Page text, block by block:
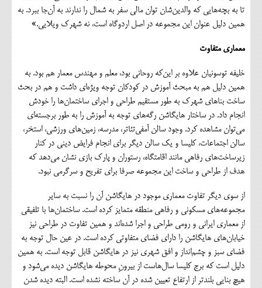
تا به بچه‌هایی که والدین‌شان توان مالی سفر به شمال را ندارند به آن‌جا ببرد. به
همین دلیل عنوان این مجموعه در اصل اردوگاه است، نه شهرک ویلایی.»
معماری متفاوت
خلیفه توسونیان علاوه بر این‌که روحانی بود، معلم و مهندس معمار هم بود. به
همین دلیل هم به مبحث آموزش در کودکان توجه ویژه‌ای داشت و هم در بحث
ساخت بناهای شهرک به طور مستقیم طراحی و اجرای ساختمان‌ها را خودش
انجام داد. در ساختار هایگاشن رگه‌های توجه به آموزش را به طور برجسته‌ای
می‌توان مشاهده کرد. وجود سالن آمفی‌تئاتر، مدرسه، زمین‌های ورزشی، استخر،
سالن اجتماعات، کلیسا و یک سالن دیگر برای انجام فرایض دینی در کنار
زیرساخت‌های رفاهی مانند اقامتگاه، رستوران و پارک بازی نشان می‌دهد که
هدف از طراحی و ساخت این مجموعه صرفا برای تفریح و سرگرمی نبود.
از سوی دیگر تفاوت معماری موجود در هایگاشن آن را نسبت به سایر
مجموعه‌های مسکونی و رفاهی منطقه متمایز کرده است. ساختمان‌ها با تلفیقی
از معماری ایرانی و رومی طراحی و اجرا شده‌اند و همین تفاوت در طراحی نیز
خیابان‌های هایگاشن را دارای فضای متفاوتی کرده است. در عین حال توجه به
فضای سبز و چشم‌انداز و افق شهری نیز در هایگاشن قابل توجه است. به همین
دلیل است که برج کلیسا سال‌هاست از بیرونِ محوطه هایگاشن دیده می‌شود و
هیچ بنایی بلندتر از ارتفاع تعیین شده در آن ساخته نشده است. البته دیده شدن